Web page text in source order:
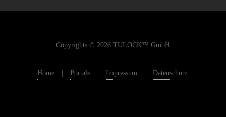
Copyrights © 2026 TULOCK™ GmbH
Home Portale Impressum Datenschutz